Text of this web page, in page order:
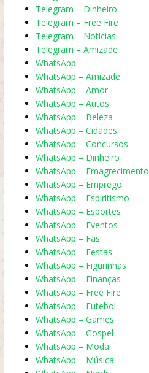
Telegram – Dinheiro
Telegram – Free Fire
Telegram – Notícias
Telegram – Amizade
WhatsApp
WhatsApp – Amizade
WhatsApp – Amor
WhatsApp – Autos
WhatsApp – Beleza
WhatsApp – Cidades
WhatsApp – Concursos
WhatsApp – Dinheiro
WhatsApp – Emagrecimento
WhatsApp – Emprego
WhatsApp – Espiritismo
WhatsApp – Esportes
WhatsApp – Eventos
WhatsApp – Fãs
WhatsApp – Festas
WhatsApp – Figurinhas
WhatsApp – Finanças
WhatsApp – Free Fire
WhatsApp – Futebol
WhatsApp – Games
WhatsApp – Gospel
WhatsApp – Moda
WhatsApp – Música